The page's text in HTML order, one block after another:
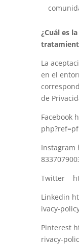
¿Cuál es
La
en el
de
Facebook
php?ref=pf
Instagram
Twitter
Linkedin
ivacy-
Pinterest
rivacy-